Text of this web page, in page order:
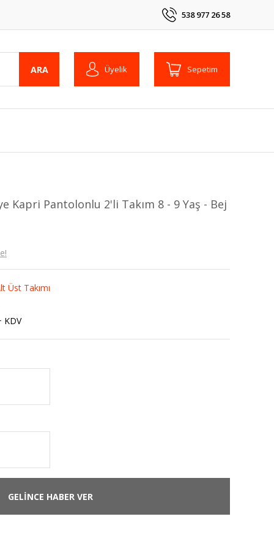
538 977 26 58
ARA Üyelik Sepetim
Kapri Pantolonlu 2'li Takım 8 - 9 Yaş - Bej
Üst Takımı
KDV
GELİNCE HABER VER